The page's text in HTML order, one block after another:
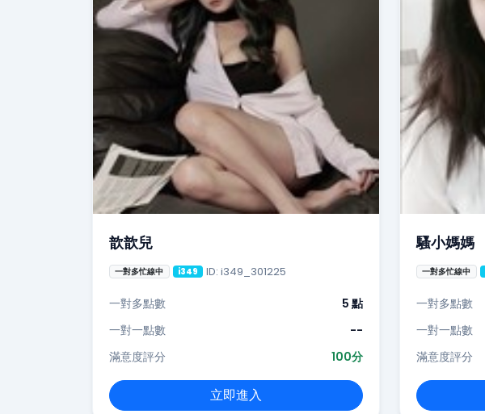
歆歆兒
一對多忙線中 i349 ID: i349_301225
一對多點數
5 點
一對一點數
--
滿意度評分
100分
立即進入
騷小媽媽
一對多忙線中
一對多點數
一對一點數
滿意度評分